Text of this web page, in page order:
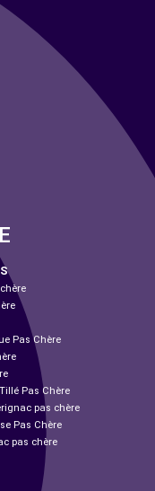
Pas Chère
Pas Chère
pas chère
Pas Chère
pas chère